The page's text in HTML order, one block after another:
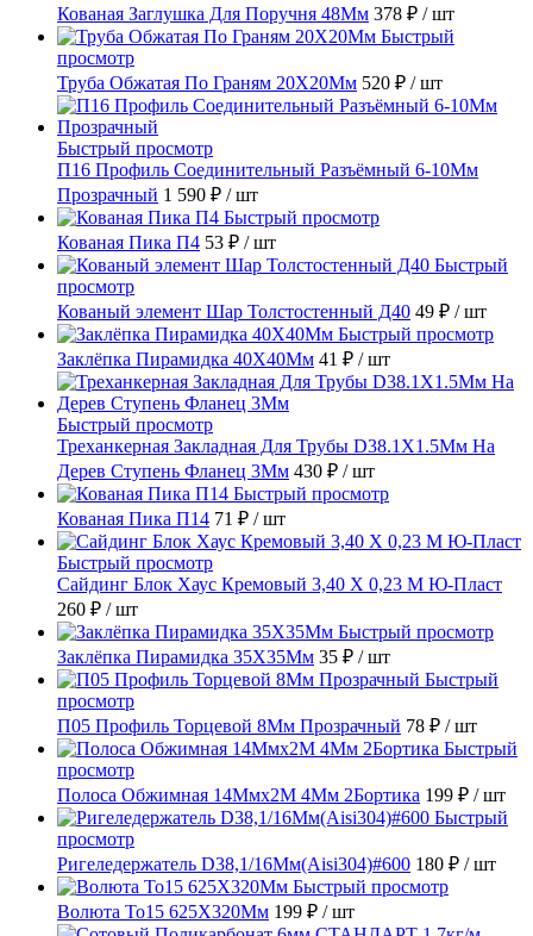
Кованая Заглушка Для Поручня 48Мм 378 ₽ / шт
Быстрый
просмотр
Труба Обжатая По Граням 20X20Мм 520 ₽ / шт
Быстрый просмотр
П16 Профиль Соединительный Разъёмный 6-10Мм
Прозрачный 1 590 ₽ / шт
Быстрый просмотр
Кованая Пика П4 53 ₽ / шт
Быстрый
просмотр
Кованый элемент Шар Толстостенный Д40 49 ₽ / шт
Быстрый просмотр
Заклёпка Пирамидка 40X40Мм 41 ₽ / шт
Быстрый просмотр
Треханкерная Закладная Для Трубы D38.1Х1.5Мм На
Дерев Ступень Фланец 3Мм 430 ₽ / шт
Быстрый просмотр
Кованая Пика П14 71 ₽ / шт
Быстрый просмотр
Сайдинг Блок Хаус Кремовый 3,40 Х 0,23 М Ю-Пласт
260 ₽ / шт
Быстрый просмотр
Заклёпка Пирамидка 35X35Мм 35 ₽ / шт
Быстрый
просмотр
П05 Профиль Торцевой 8Мм Прозрачный 78 ₽ / шт
Быстрый
просмотр
Полоса Обжимная 14Ммх2М 4Мм 2Бортика 199 ₽ / шт
Быстрый
просмотр
Ригеледержатель D38,1/16Мм(Aisi304)#600 180 ₽ / шт
Быстрый просмотр
Волюта То15 625X320Мм 199 ₽ / шт